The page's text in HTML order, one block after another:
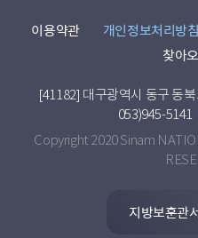
이용약관 개인정보처리방침
찾아
[41182] 대구광역시 동구 동
053)945-5141
Copyright 2020 Sinam
지방보훈관